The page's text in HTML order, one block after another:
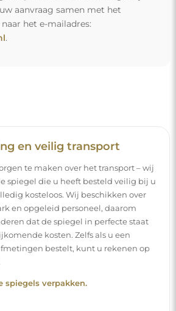
verpakken.
montage
productie en de levering van de
onder uw
valt. Gezien de specifieke
aan. Dit geeft u de vrijheid om de